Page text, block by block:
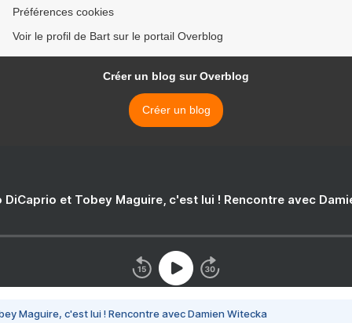
Préférences cookies
Voir le profil de Bart sur le portail Overblog
Créer un blog sur Overblog
Créer un blog
DiCaprio et Tobey Maguire, c'est lui ! Rencontre avec
Maguire, c'est lui ! Rencontre avec Damien Witecka